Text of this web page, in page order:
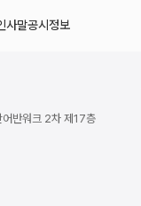
사말공시정보
반워크 2차 제17층